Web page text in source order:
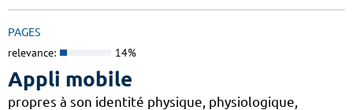
PAGES
relevance: 14%
Appli mobile
propres à son identité physique, physiologique,